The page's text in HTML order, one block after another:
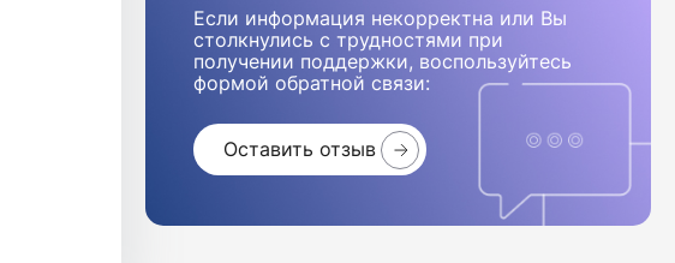
Если информация некорректна или Вы
столкнулись с трудностями при
получении поддержки, воспользуйтесь
формой обратной связи:
Оставить отзыв